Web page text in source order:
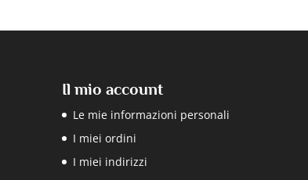
Il mio account
Le mie informazioni personali
I miei ordini
I miei indirizzi